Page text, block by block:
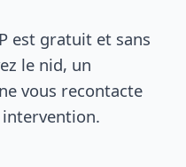
est gratuit et sans
le nid, un
vous recontacte